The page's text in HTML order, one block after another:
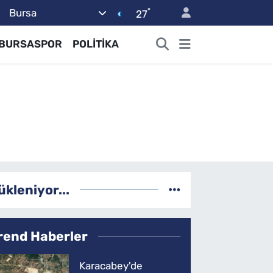
Bursa 27°
POLİTİKA
Haberler
Karacabey'de